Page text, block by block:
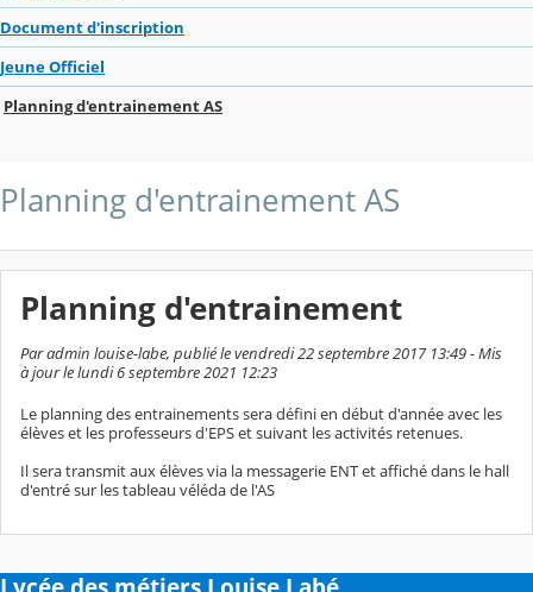
Document d'inscription
Jeune Officiel
Planning d'entrainement AS
Planning d'entrainement AS
Planning d'entrainement
Par admin louise-labe, publié le vendredi 22 septembre 2017 13:49 - Mis
à jour le lundi 6 septembre 2021 12:23
Le planning des entrainements sera défini en début d'année avec les
élèves et les professeurs d'EPS et suivant les activités retenues.
Il sera transmit aux élèves via la messagerie ENT et affiché dans le hall
d'entré sur les tableau véléda de l'AS